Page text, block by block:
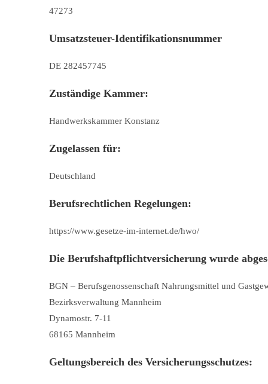
47273
Umsatzsteuer-Identifikationsnummer
DE 282457745
Zuständige Kammer:
Handwerkskammer Konstanz
Zugelassen für:
Deutschland
Berufsrechtlichen Regelungen:
https://www.gesetze-im-internet.de/hwo/
Die Berufshaftpflichtversicherung wurde
BGN – Berufsgenossenschaft Nahrungsmittel und
Bezirksverwaltung Mannheim
Dynamostr. 7-11
68165 Mannheim
Geltungsbereich des Versicherungsschutzes: